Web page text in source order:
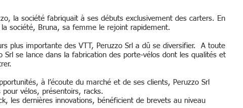
la société fabriquait à ses débuts exclusivement des carters. En
la société, Bruna, sa femme le rejoint rapidement.
plus importante des VTT, Peruzzo Srl a dû se diversifier. A toute
Srl se lance dans la fabrication des porte-vélos dont les qualités et
à l’écoute du marché et de ses clients, Peruzzo Srl
pour vélos, présentoirs, racks.
les dernières innovations, bénéficient de brevets au niveau